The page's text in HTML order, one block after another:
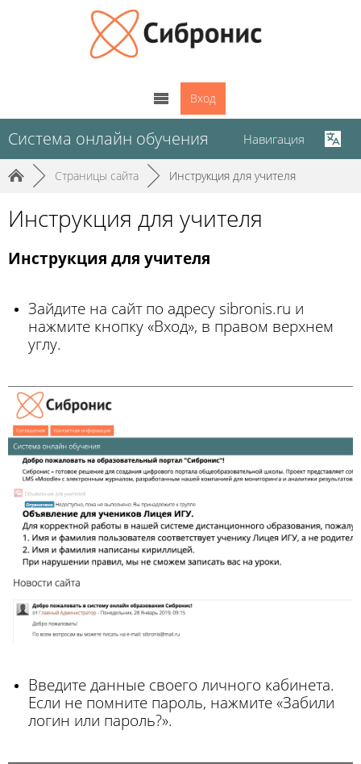
Вход
Система онлайн обучения
► Страницы сайта ► Инструкция для учителя
Инструкция для учителя
Инструкция для учителя
Зайдите на сайт по адресу sibronis.ru и
нажмите кнопку «Вход», в правом верхнем
углу.
Введите данные своего личного кабинета.
Если не помните пароль, нажмите «Забили
логин или пароль?».
Навигация